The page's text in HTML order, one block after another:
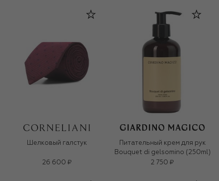
Шелковый галстук
26 600 ₽
Питательный крем для рук
Bouquet di gelsomino (250ml)
2 750 ₽